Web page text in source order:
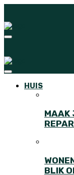
HUIS
MAAK
BLIK